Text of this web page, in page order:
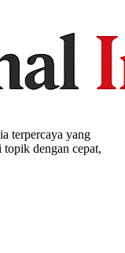
terpercaya yang
dengan cepat,